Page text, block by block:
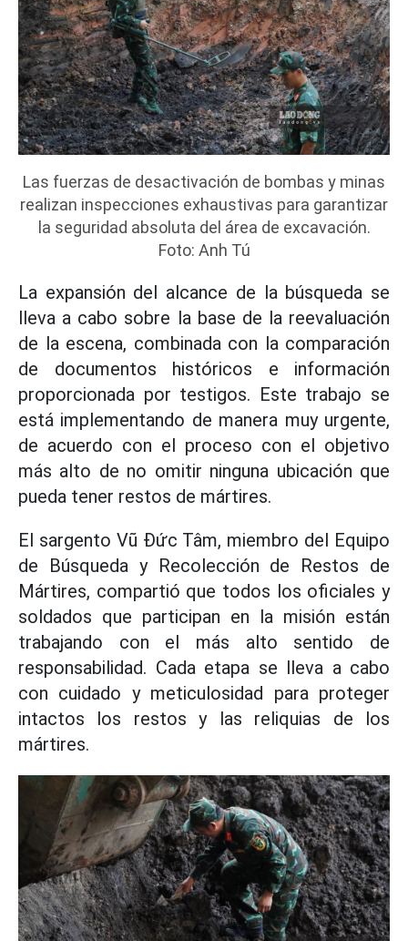
Las fuerzas de desactivación de bombas y minas
realizan inspecciones exhaustivas para garantizar
la seguridad absoluta del área de excavación.
Foto: Anh Tú
La expansión del alcance de la búsqueda se
lleva a cabo sobre la base de la reevaluación
de la escena, combinada con la comparación
de documentos históricos e información
proporcionada por testigos. Este trabajo se
está implementando de manera muy urgente,
de acuerdo con el proceso con el objetivo
más alto de no omitir ninguna ubicación que
pueda tener restos de mártires.
El sargento Vũ Đức Tâm, miembro del Equipo
de Búsqueda y Recolección de Restos de
Mártires, compartió que todos los oficiales y
soldados que participan en la misión están
trabajando con el más alto sentido de
responsabilidad. Cada etapa se lleva a cabo
con cuidado y meticulosidad para proteger
intactos los restos y las reliquias de los
mártires.